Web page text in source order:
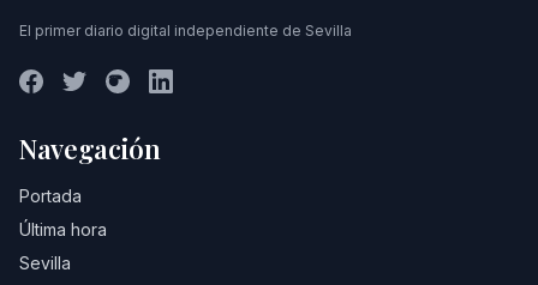
El primer diario digital independiente de Sevilla
Navegación
Portada
Última hora
Sevilla